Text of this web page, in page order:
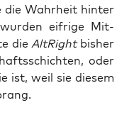
die Wahr­heit hin­ter
eif­ri­ge Mit­
dieAlt­Rightbis­her
oder
ist, weil sie die­sem